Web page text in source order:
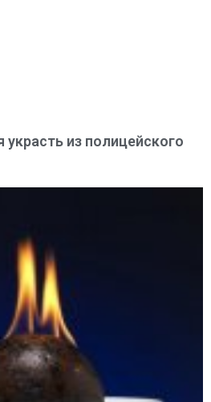
из полицейского